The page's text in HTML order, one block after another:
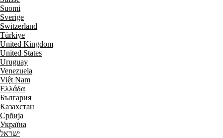
Suomi
Sverige
Switzerland
Türkiye
United Kingdom
United States
Uruguay
Venezuela
Việt Nam
Ελλάδα
България
Казахстан
Србија
Україна
ישראל